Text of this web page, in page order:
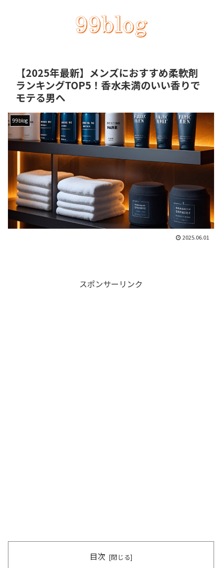
【2025年最新】メンズにおすすめ柔軟剤
ランキングTOP5！香水未満のいい香りで
モテる男へ
99blog
2025.06.01
スポンサーリンク
目次